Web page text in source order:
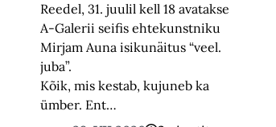
Reedel, 31. juulil kell 18 avatakse
A-Galerii seifis ehtekunstniku
Mirjam Auna isikunäitus “veel.
juba”.
Kõik, mis kestab, kujuneb ka
ümber. Ent…